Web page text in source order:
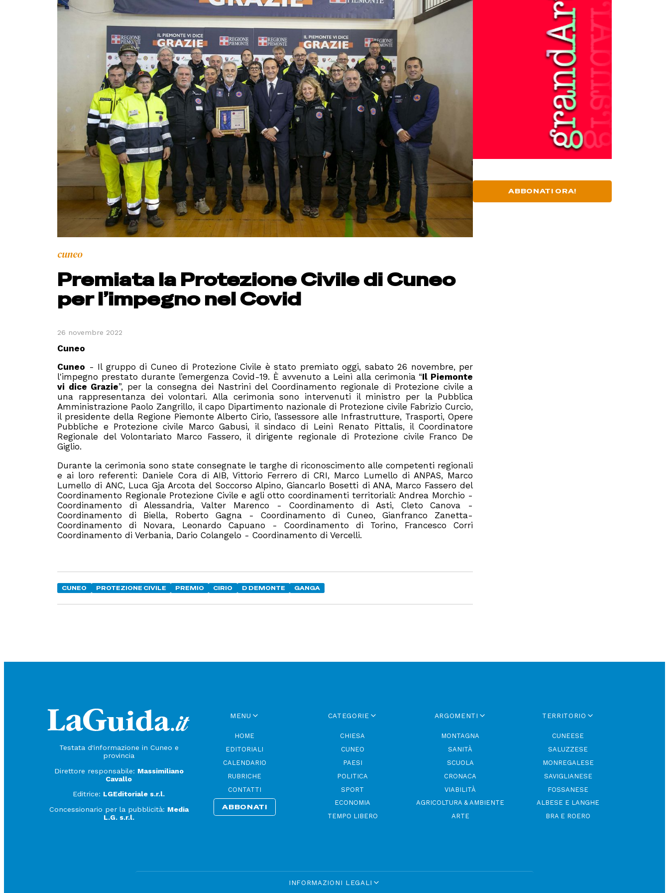
cuneo
Premiata la Protezione Civile di Cuneo
per l’impegno nel Covid
26 novembre 2022
Cuneo
Cuneo - Il gruppo di Cuneo di Protezione Civile è stato premiato oggi, sabato 26 novembre, per
l'impegno prestato durante l’emergenza Covid-19. È avvenuto a Leinì alla cerimonia “Il Piemonte
vi dice Grazie”, per la consegna dei Nastrini del Coordinamento regionale di Protezione civile a
una rappresentanza dei volontari. Alla cerimonia sono intervenuti il ministro per la Pubblica
Amministrazione Paolo Zangrillo, il capo Dipartimento nazionale di Protezione civile Fabrizio Curcio,
il presidente della Regione Piemonte Alberto Cirio, l’assessore alle Infrastrutture, Trasporti, Opere
Pubbliche e Protezione civile Marco Gabusi, il sindaco di Leinì Renato Pittalis, il Coordinatore
Regionale del Volontariato Marco Fassero, il dirigente regionale di Protezione civile Franco De
Giglio.
Durante la cerimonia sono state consegnate le targhe di riconoscimento alle competenti regionali
e ai loro referenti: Daniele Cora di AIB, Vittorio Ferrero di CRI, Marco Lumello di ANPAS, Marco
Lumello di ANC, Luca Gja Arcota del Soccorso Alpino, Giancarlo Bosetti di ANA, Marco Fassero del
Coordinamento Regionale Protezione Civile e agli otto coordinamenti territoriali: Andrea Morchio -
Coordinamento di Alessandria, Valter Marenco - Coordinamento di Asti, Cleto Canova -
Coordinamento di Biella, Roberto Gagna - Coordinamento di Cuneo, Gianfranco Zanetta-
Coordinamento di Novara, Leonardo Capuano - Coordinamento di Torino, Francesco Corri
Coordinamento di Verbania, Dario Colangelo - Coordinamento di Vercelli.
CUNEO PROTEZIONE CIVILE PREMIO CIRIO D DEMONTE GANGA
ABBONATI ORA!
Testata d'informazione in Cuneo e
provincia
Direttore responsabile: Massimiliano
Cavallo
Editrice: LGEditoriale s.r.l.
Concessionario per la pubblicità: Media
L.G. s.r.l.
MENU
HOME
EDITORIALI
CALENDARIO
RUBRICHE
CONTATTI
ABBONATI
CATEGORIE
CHIESA
CUNEO
PAESI
POLITICA
SPORT
ECONOMIA
TEMPO LIBERO
ARGOMENTI
MONTAGNA
SANITÀ
SCUOLA
CRONACA
VIABILITÀ
AGRICOLTURA & AMBIENTE
ARTE
TERRITORIO
CUNEESE
SALUZZESE
MONREGALESE
SAVIGLIANESE
FOSSANESE
ALBESE E LANGHE
BRA E ROERO
INFORMAZIONI LEGALI